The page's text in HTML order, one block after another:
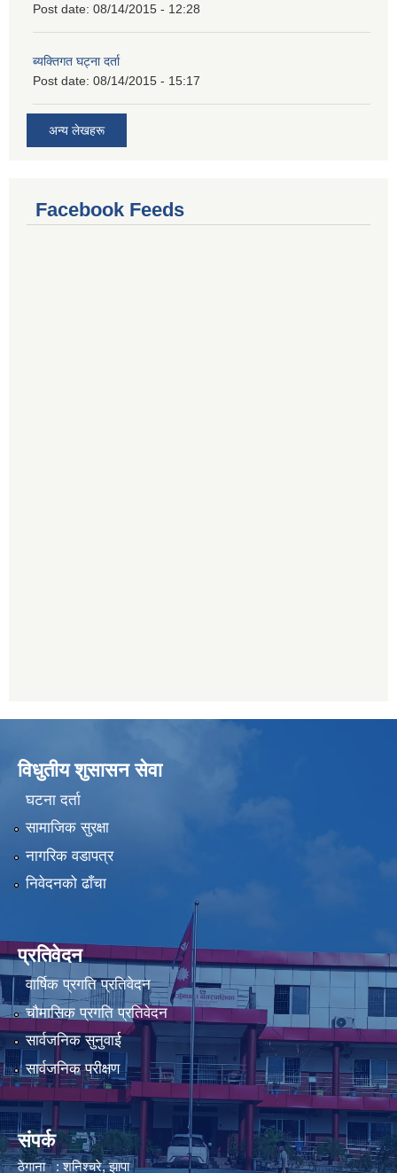
Post date: 08/14/2015 - 12:28
ब्यक्तिगत घट्ना दर्ता
Post date: 08/14/2015 - 15:17
अन्य लेखहरू
Facebook Feeds
विधुतीय शुसासन सेवा
घटना दर्ता
सामाजिक सुरक्षा
नागरिक वडापत्र
निवेदनको ढाँचा
प्रतिवेदन
वार्षिक प्रगति प्रतिवेदन
चौमासिक प्रगति प्रतिवेदन
सार्वजनिक सुनुवाई
सार्वजनिक परीक्षण
संपर्क
ठेगाना : शनिश्चरे, झापा